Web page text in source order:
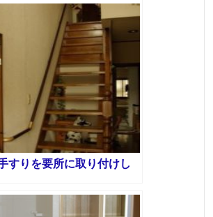
すりを要所に取り付けし